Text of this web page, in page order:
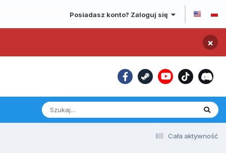
Posiadasz konto? Zaloguj się
×
Cała aktywność